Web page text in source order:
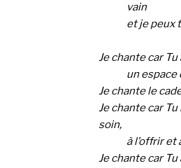
vain
et je peux
Je chante car
un espace
Je chante le
Je chante car Tu
soin,
à l’offrir et
Je chante car